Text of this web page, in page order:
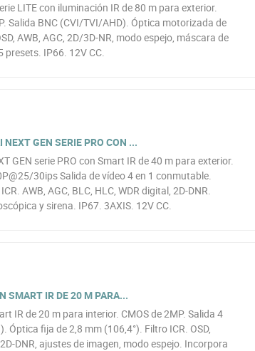
LITE con iluminación IR de 80 m para exterior.
Salida BNC (CVI/TVI/AHD). Óptica motorizada de
AWB, AGC, 2D/3D-NR, modo espejo, máscara de
IP66. 12V CC.
GEN SERIE PRO CON ...
GEN serie PRO con Smart IR de 40 m para exterior.
30ips Salida de vídeo 4 en 1 conmutable.
AWB, AGC, BLC, HLC, WDR digital, 2D-DNR.
y sirena. IP67. 3AXIS. 12V CC.
SMART IR DE 20 M PARA...
IR de 20 m para interior. CMOS de 2MP. Salida 4
Óptica fija de 2,8 mm (106,4°). Filtro ICR. OSD,
DNR, ajustes de imagen, modo espejo. Incorpora